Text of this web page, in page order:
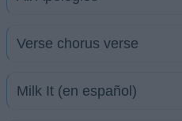
Verse chorus verse
Milk It (en español)